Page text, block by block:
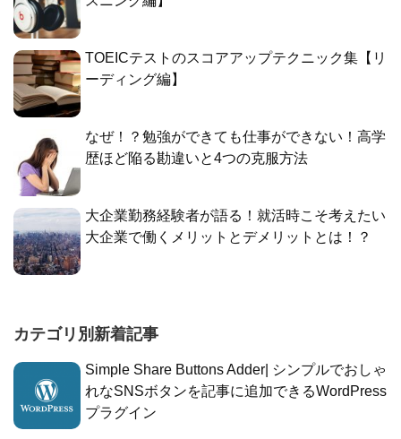
TOEICテストのスコアアップテクニック集【リ
ーディング編】
なぜ！？勉強ができても仕事ができない！高学
歴ほど陥る勘違いと4つの克服方法
大企業勤務経験者が語る！就活時こそ考えたい
大企業で働くメリットとデメリットとは！？
カテゴリ別新着記事
Simple Share Buttons Adder| シンプルでおしゃ
れなSNSボタンを記事に追加できるWordPress
プラグイン